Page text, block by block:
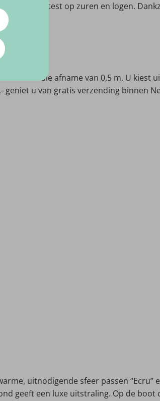
en getest op zuren en logen.
minimale afname van 0,5 m. U kiest
geniet u van gratis verzending binnen
uitnodigende sfeer passen “Ecru”
geeft een luxe uitstraling. Op de boot